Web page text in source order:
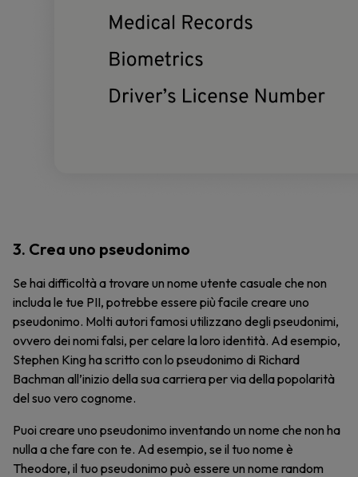
3. Crea uno pseudonimo
Se hai difficoltà a trovare un nome utente casuale che non
includa le tue PII, potrebbe essere più facile creare uno
pseudonimo. Molti autori famosi utilizzano degli pseudonimi,
ovvero dei nomi falsi, per celare la loro identità. Ad esempio,
Stephen King ha scritto con lo pseudonimo di Richard
Bachman all’inizio della sua carriera per via della popolarità
del suo vero cognome.
Puoi creare uno pseudonimo inventando un nome che non ha
nulla a che fare con te. Ad esempio, se il tuo nome è
Theodore, il tuo pseudonimo può essere un nome random